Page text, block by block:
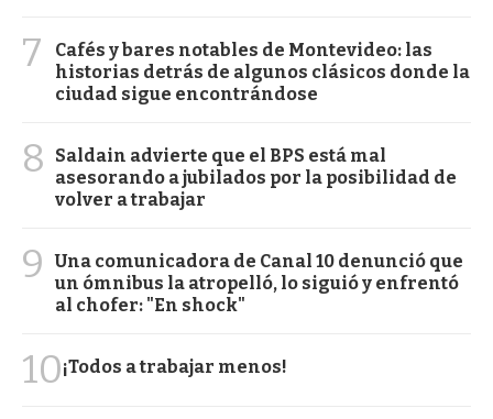
7
Cafés y bares notables de Montevideo: las
historias detrás de algunos clásicos donde la
ciudad sigue encontrándose
8
Saldain advierte que el BPS está mal
asesorando a jubilados por la posibilidad de
volver a trabajar
9
Una comunicadora de Canal 10 denunció que
un ómnibus la atropelló, lo siguió y enfrentó
al chofer: "En shock"
10¡Todos a trabajar menos!